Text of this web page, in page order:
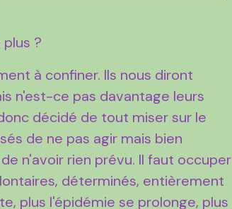
?
à confiner. Ils nous diront
n'est-ce pas davantage leurs
décidé de tout miser sur le
de ne pas agir mais bien
n'avoir rien prévu. Il faut occuper
déterminés, entièrement
plus l'épidémie se prolonge, plus